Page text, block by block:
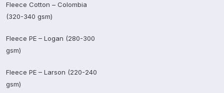
Fleece Cotton – Colombia
(320-340 gsm)
Fleece PE – Logan (280-300
gsm)
Fleece PE – Larson (220-240
gsm)